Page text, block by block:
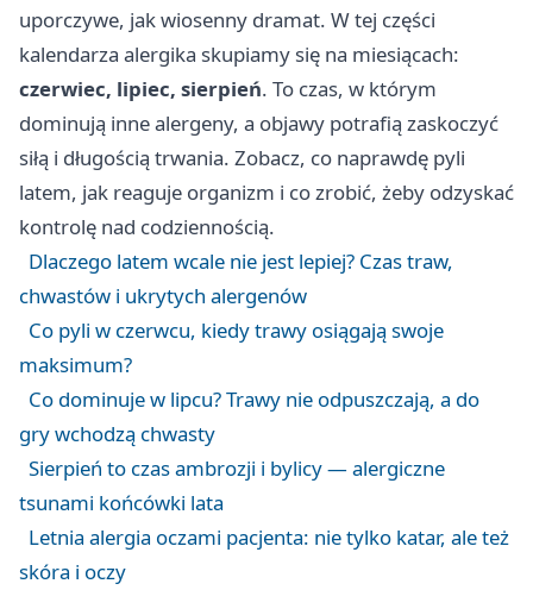
uporczywe, jak wiosenny dramat. W tej części
kalendarza alergika skupiamy się na miesiącach:
czerwiec, lipiec, sierpień. To czas, w którym
dominują inne alergeny, a objawy potrafią zaskoczyć
siłą i długością trwania. Zobacz, co naprawdę pyli
latem, jak reaguje organizm i co zrobić, żeby odzyskać
kontrolę nad codziennością.
Dlaczego latem wcale nie jest lepiej? Czas traw,
chwastów i ukrytych alergenów
Co pyli w czerwcu, kiedy trawy osiągają swoje
maksimum?
Co dominuje w lipcu? Trawy nie odpuszczają, a do
gry wchodzą chwasty
Sierpień to czas ambrozji i bylicy — alergiczne
tsunami końcówki lata
Letnia alergia oczami pacjenta: nie tylko katar, ale też
skóra i oczy